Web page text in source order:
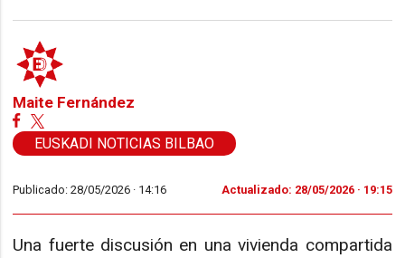
Maite Fernández
EUSKADI NOTICIAS BILBAO
Publicado: 28/05/2026 · 14:16 Actualizado: 28/05/2026 · 19:15
Una fuerte discusión en una vivienda compartida